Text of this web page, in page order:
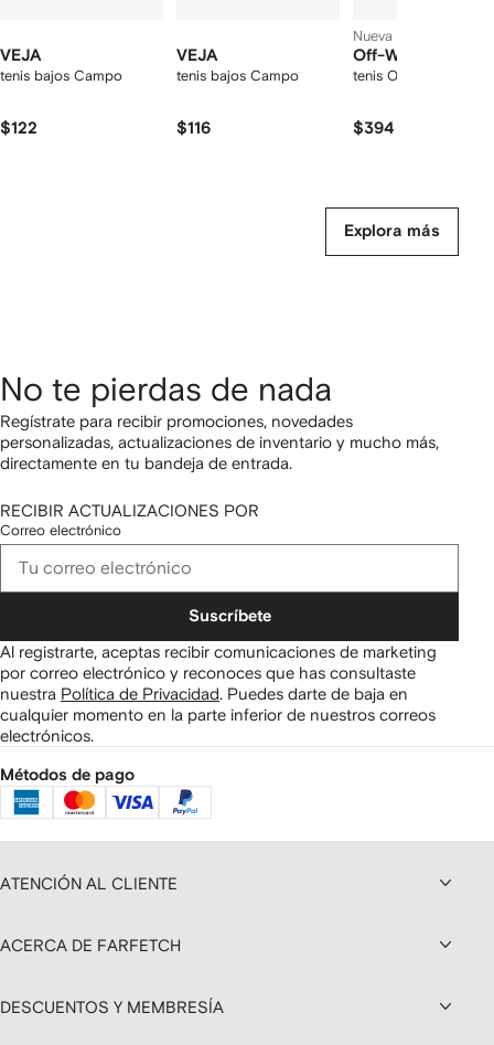
VEJA
tenis bajos Campo
$122
VEJA
tenis bajos Campo
$116
Nueva temporada
Off-White
tenis Out of Office
$394
Explora más
No te pierdas de nada
Regístrate para recibir promociones, novedades
personalizadas, actualizaciones de inventario y mucho más,
directamente en tu bandeja de entrada.
RECIBIR ACTUALIZACIONES POR
Correo electrónico
Suscríbete
Al registrarte, aceptas recibir comunicaciones de marketing
por correo electrónico y reconoces que has consultaste
nuestra Política de Privacidad Puedes darte de baja en
cualquier momento en la parte inferior de nuestros correos
electrónicos.
Métodos de pago
ATENCIÓN AL CLIENTE
ACERCA DE FARFETCH
DESCUENTOS Y MEMBRESÍA